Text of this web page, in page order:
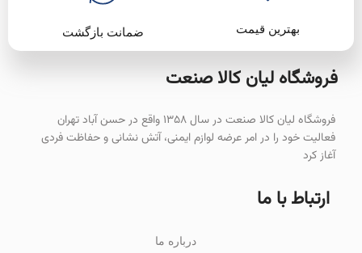
بهترین قیمت ضمانت بازگشت
فروشگاه لیان‌ کالا صنعت
فروشگاه لیان کالا صنعت در سال ۱۳۵۸ واقع در حسن آباد تهران
فعالیت خود را در امر عرضه لوازم ایمنی، آتش نشانی و حفاظت فردی
آغاز کرد
ارتباط با ما
درباره ما